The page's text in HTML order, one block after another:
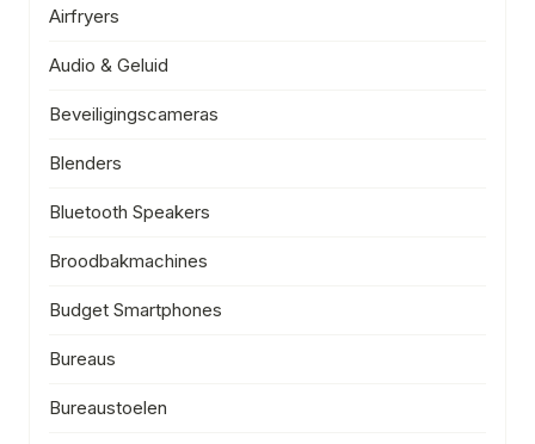
Airfryers
Audio & Geluid
Beveiligingscameras
Blenders
Bluetooth Speakers
Broodbakmachines
Budget Smartphones
Bureaus
Bureaustoelen